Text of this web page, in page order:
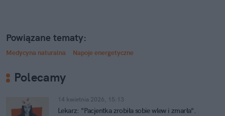
Powiązane tematy:
Medycyna naturalna Napoje energetyczne
Polecamy
14 kwietnia 2026, 15:13
Lekarz: "Pacjentka zrobiła sobie wlew i zmarła".